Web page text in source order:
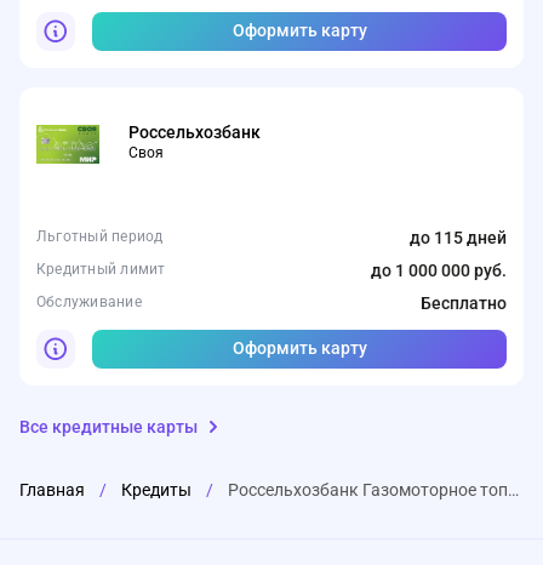
Оформить карту
Россельхозбанк
Своя
Льготный период до 115 дней
Кредитный лимит до 1 000 000 руб.
Обслуживание Бесплатно
Оформить карту
Все кредитные карты
Главная / Кредиты / Россельхозбанк Газомоторное топливо